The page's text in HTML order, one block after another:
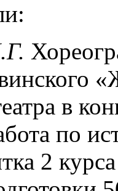
в
по
2